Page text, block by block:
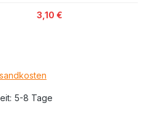
3,10 €
5-8 Tage